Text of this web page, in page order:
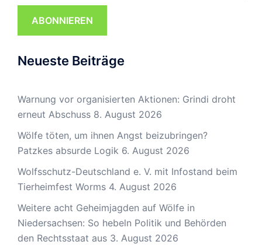
ABONNIEREN
Neueste Beiträge
Warnung vor organisierten Aktionen: Grindi droht
erneut Abschuss 8. August 2026
Wölfe töten, um ihnen Angst beizubringen?
Patzkes absurde Logik 6. August 2026
Wolfsschutz-Deutschland e. V. mit Infostand beim
Tierheimfest Worms 4. August 2026
Weitere acht Geheimjagden auf Wölfe in
Niedersachsen: So hebeln Politik und Behörden
den Rechtsstaat aus 3. August 2026